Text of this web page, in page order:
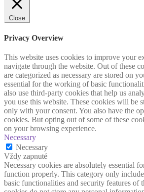
Close
Privacy Overview
This website uses cookies to improve your
navigate through the website. Out of these
are categorized as necessary are stored on
essential for the working of basic
also use third-party cookies that help us
you use this website. These cookies will be
only with your consent. You also have the
cookies. But opting out of some of these
on your browsing experience.
Necessary
Necessary
Vždy zapnuté
Necessary cookies are absolutely essential
function properly. This category only
basic functionalities and security features of